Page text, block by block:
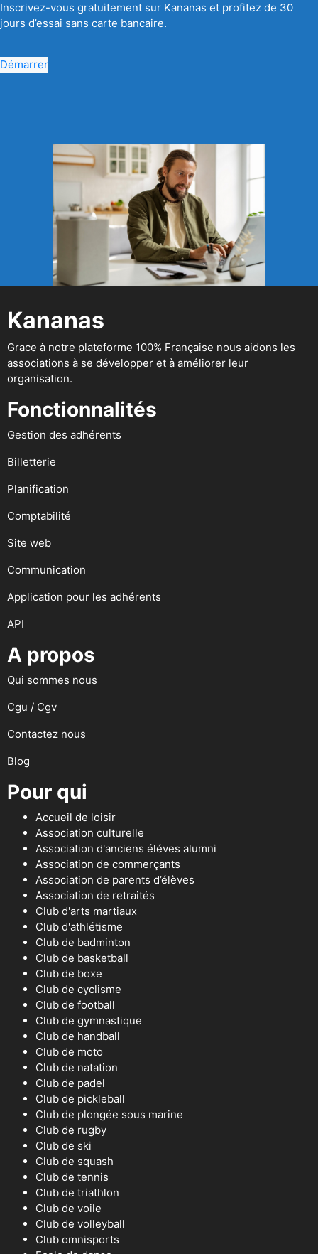
Inscrivez-vous gratuitement sur Kananas et profitez de 30
jours d’essai sans carte bancaire.
Démarrer
Kananas
Grace à notre plateforme 100% Française nous aidons les
associations à se développer et à améliorer leur
organisation.
Fonctionnalités
Gestion des adhérents
Billetterie
Planification
Comptabilité
Site web
Communication
Application pour les adhérents
API
A propos
Qui sommes nous
Cgu / Cgv
Contactez nous
Blog
Pour qui
Accueil de loisir
Association culturelle
Association d'anciens éléves alumni
Association de commerçants
Association de parents d’élèves
Association de retraités
Club d'arts martiaux
Club d'athlétisme
Club de badminton
Club de basketball
Club de boxe
Club de cyclisme
Club de football
Club de gymnastique
Club de handball
Club de moto
Club de natation
Club de padel
Club de pickleball
Club de plongée sous marine
Club de rugby
Club de ski
Club de squash
Club de tennis
Club de triathlon
Club de voile
Club de volleyball
Club omnisports